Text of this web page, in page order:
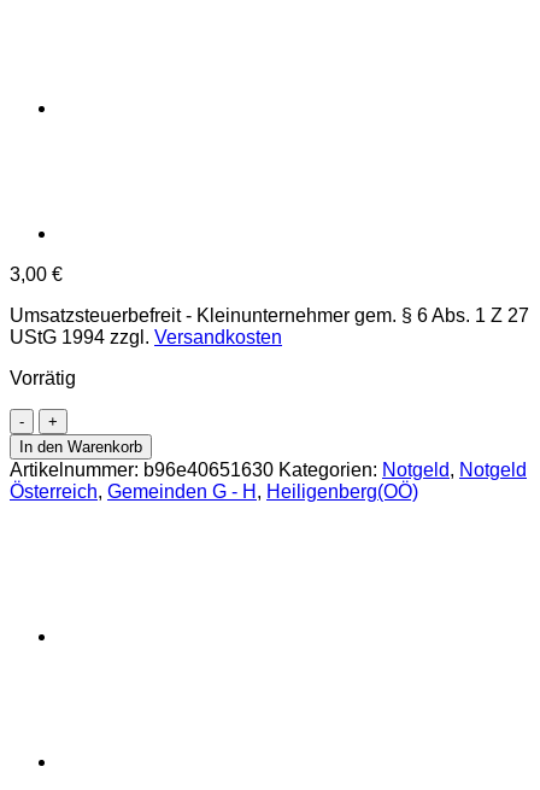
3,00 €
Umsatzsteuerbefreit - Kleinunternehmer gem. § 6 Abs. 1 Z 27
UStG 1994 zzgl. Versandkosten
Vorrätig
Heiligenberg(OÖ)
-
50
Heller
o.D.,
Verzierung
(KKN.S361)III)B)
In den Warenkorb
Artikelnummer: b96e40651630 Kategorien: Notgeld, Notgeld
Österreich, Gemeinden G - H , Heiligenberg(OÖ)